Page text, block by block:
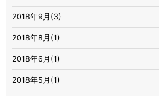
2018年9月(3)
2018年8月(1)
2018年6月(1)
2018年5月(1)